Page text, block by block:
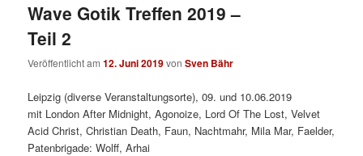
Wave Gotik Treffen 2019 –
Teil 2
Veröffentlicht am12. Juni 2019vonSven Bähr
Leipzig (diverse Veranstaltungsorte), 09. und 10.06.2019
mit London After Midnight, Agonoize, Lord Of The Lost, Velvet
Acid Christ, Christian Death, Faun, Nachtmahr, Mila Mar, Faelder,
Patenbrigade: Wolff, Arhai